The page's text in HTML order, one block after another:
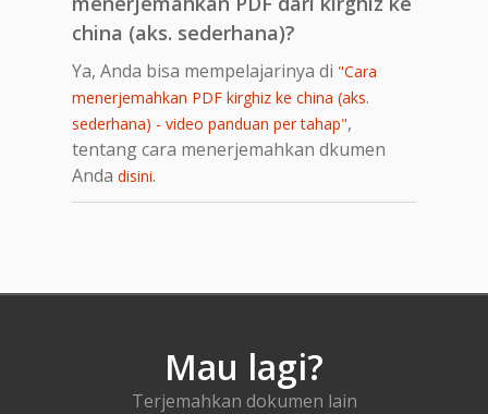
china (aks. sederhana)?
Ya, Anda bisa mempelajarinya di "Cara
menerjemahkan PDF kirghiz ke china (aks.
sederhana) - video panduan per tahap",
tentang cara menerjemahkan dkumen
Anda disini.
Mau lagi?
Terjemahkan dokumen lain